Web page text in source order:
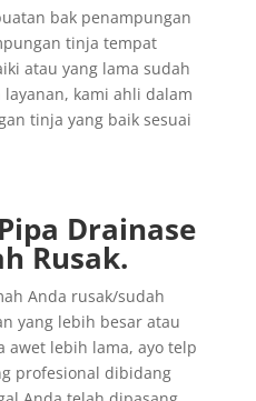
bak penampungan
tinja tempat
atau yang lama sudah
kami ahli dalam
tinja yang baik sesuai
Pipa Drainase
Rusak.
Anda rusak/sudah
yang lebih besar atau
awet lebih lama, ayo telp
profesional dibidang